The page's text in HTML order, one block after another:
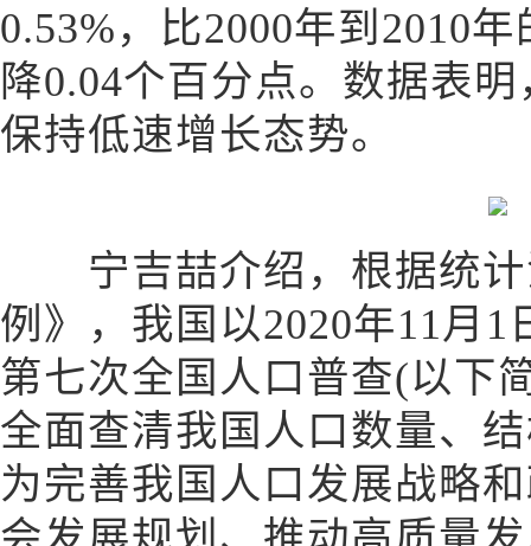
0.53%，比2000年到2010
降0.04个百分点。数据表
保持低速增长态势。
宁吉喆介绍，根据统计
例》，我国以2020年11月
第七次全国人口普查(以下
全面查清我国人口数量、
为完善我国人口发展战略